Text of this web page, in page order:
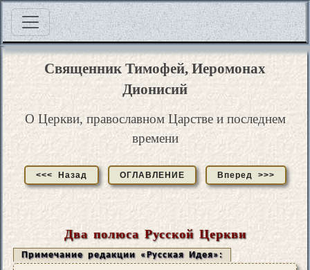
Священник Тимофей, Иеромонах
Дионисий
О Церкви, православном Царстве и последнем
времени
<<< Назад ОГЛАВЛЕНИЕ Вперед >>>
Два полюса Русской Церкви
Примечание редакции «Русская Идея»: